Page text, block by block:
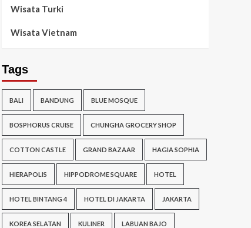
Wisata Turki
Wisata Vietnam
Tags
BALI BANDUNG BLUE MOSQUE
BOSPHORUS CRUISE CHUNGHA GROCERY SHOP
COTTON CASTLE GRAND BAZAAR HAGIA SOPHIA
HIERAPOLIS HIPPODROME SQUARE HOTEL
HOTEL BINTANG 4 HOTEL DI JAKARTA JAKARTA
KOREA SELATAN KULINER LABUAN BAJO